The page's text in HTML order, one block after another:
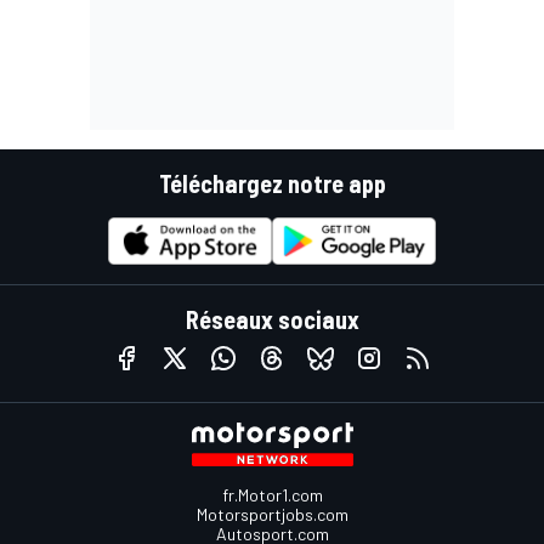
Téléchargez notre app
Réseaux sociaux
fr.Motor1.com
Motorsportjobs.com
Autosport.com